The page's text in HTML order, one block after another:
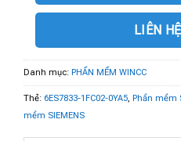
LIÊN
Danh mục: PHẦN MỀM WINCC
Thẻ: 6ES7833-1FC02-0YA5, Phần mềm
mềm SIEMENS